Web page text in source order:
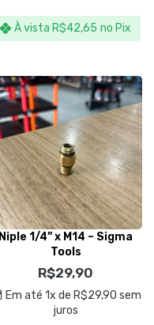
À vista R$42,65 no Pix
Niple 1/4” x M14 – Sigma
Tools
R$29,90
Em até 1x de R$29,90 sem
juros